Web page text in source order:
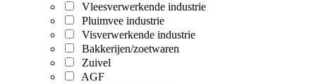
Vleesverwerkende industrie
Pluimvee industrie
Visverwerkende industrie
Bakkerijen/zoetwaren
Zuivel
AGF